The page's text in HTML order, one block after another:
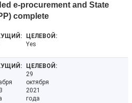
e-procurement and State
complete
Yes
29
октября
2021
года